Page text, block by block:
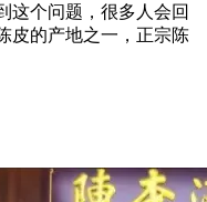
这个问题，很多人会回
皮的产地之一，正宗陈